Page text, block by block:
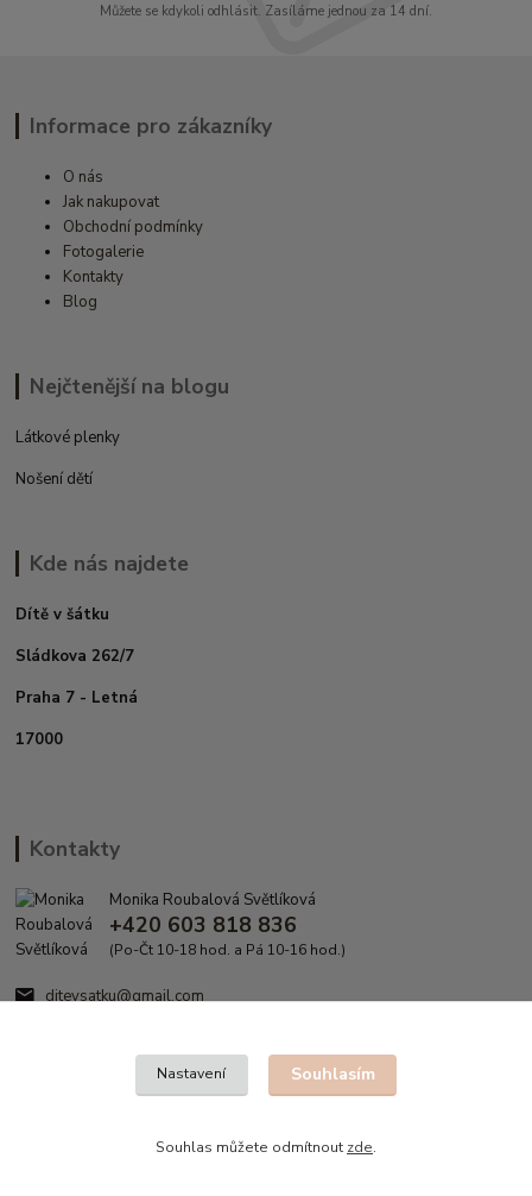
Můžete se kdykoli odhlásit. Zasíláme jednou za 14 dní.
Informace pro zákazníky
O nás
Jak nakupovat
Obchodní podmínky
Fotogalerie
Kontakty
Blog
Nejčtenější na blogu
Látkové plenky
Nošení dětí
Kde nás najdete
Dítě v šátku
Sládkova 262/7
Praha 7 - Letná
17000
Kontakty
Monika Roubalová Světlíková
+420 603 818 836
(Po-Čt 10-18 hod. a Pá 10-16 hod.)
ditevsatku@gmail.com
Nastavení Souhlasím
Souhlas můžete odmítnout zde.